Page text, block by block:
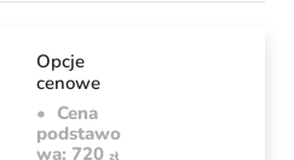
Opcje
cenowe
Cena
podstawo
wa: 720 zł